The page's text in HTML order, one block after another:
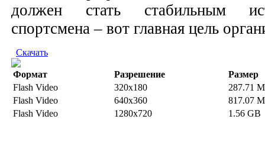
должен стать стабильным
спортсмена – вот главная цель
Скачать
Формат Разрешение
Размер
Flash Video
320x180
287.71
Flash Video
640x360
817.07
Flash Video
1280x720 1.56 GB